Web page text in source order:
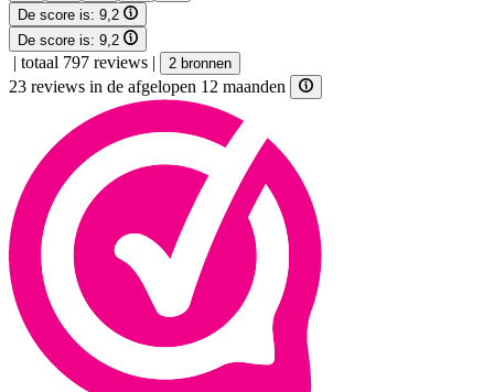
De score is: 9,2
De score is: 9,2
| totaal 797 reviews | 2 bronnen
23 reviews in de afgelopen 12 maanden